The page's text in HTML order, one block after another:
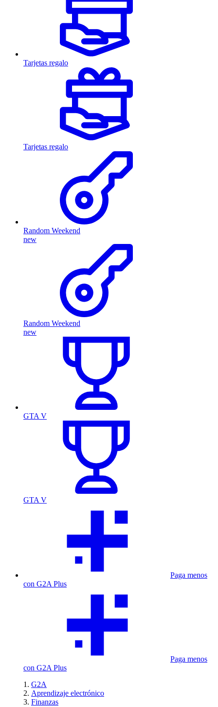
Tarjetas regalo
Tarjetas regalo
Random Weekend
new
Random Weekend
new
GTA V
GTA V
Paga menos
con G2A Plus
Paga menos
con G2A Plus
G2A
Aprendizaje electrónico
Finanzas